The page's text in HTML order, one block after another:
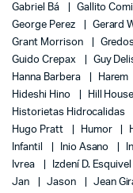
Gabriel Bá
Gallito
George Perez
Gerard
Grant Morrison
Guido Crepax
Guy
Hanna Barbera
Harem
Hideshi Hino
Hill
Historietas Hidrocalidas
Hugo Pratt
Humor
Infantil
Inio Asano
Ivrea
Izdení D. Esquivel
Jan
Jason Jean